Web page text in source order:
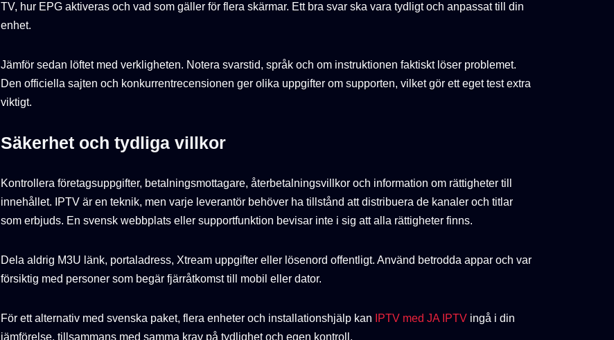
TV, hur EPG aktiveras och vad som gäller för flera skärmar. Ett bra svar ska vara tydligt och anpassat till din
enhet.
Jämför sedan löftet med verkligheten. Notera svarstid, språk och om instruktionen faktiskt löser problemet.
Den officiella sajten och konkurrentrecensionen ger olika uppgifter om supporten, vilket gör ett eget test extra
viktigt.
Säkerhet och tydliga villkor
Kontrollera företagsuppgifter, betalningsmottagare, återbetalningsvillkor och information om rättigheter till
innehållet. IPTV är en teknik, men varje leverantör behöver ha tillstånd att distribuera de kanaler och titlar
som erbjuds. En svensk webbplats eller supportfunktion bevisar inte i sig att alla rättigheter finns.
Dela aldrig M3U länk, portaladress, Xtream uppgifter eller lösenord offentligt. Använd betrodda appar och var
försiktig med personer som begär fjärråtkomst till mobil eller dator.
För ett alternativ med svenska paket, flera enheter och installationshjälp kan IPTV med JA IPTV ingå i din
jämförelse, tillsammans med samma krav på tydlighet och egen kontroll.